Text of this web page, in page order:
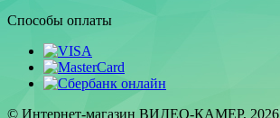
Способы оплаты
© Интернет-магазин ВИДЕО-КАМЕР, 2026